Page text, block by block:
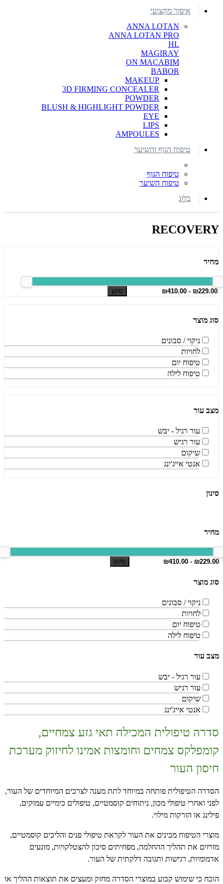
איפור מקצועי
ANNA LOTAN
ANNA LOTAN PRO
HL
MAGIRAY
ON MACABIM
BABOR
MAKEUP
3D FIRMING CONCEALER
POWDER
BLUSH & HIGHLIGHT POWDER
EYE
LIPS
AMPOULES
טיפוח הגוף והשיער
טיפוח הגוף
טיפוח השיער
בלוג
RECOVERY
מחיר
סינון
סוג מוצר
ניקוי / סבונים
לחויות
טיפוח יום
טיפוח לילה
מצב עור
עור רגיל - יבש
עור רגיש
שיקום
אנטי אייג'ינג
סינון
מחיר
סינון
סוג מוצר
ניקוי / סבונים
לחויות
טיפוח יום
טיפוח לילה
מצב עור
עור רגיל - יבש
עור רגיש
שיקום
אנטי אייג'ינג
סדרה טיפולית המכילה תאי גזע צמחיים,
קומפלקס צמחים וחומצות אמינו לחיזוק מערכת
חיסון העור
הסדרה הטיפולית פותחה במיוחד לתת מענה לצרכים המיוחדים של העור,
לפני ואחרי טיפולי מכון, ניתוחים קוסמטיים, טיפולים כימיים עמוקים,
פילינג או הזרקות מילוי.
מוצרי הטיפוח מכינים את העור לקראת טיפולי פנים והליכים קוסמטיים,
מזרזים את תהליך ההחלמה, מפחיתים סיכון להצטלקויות, מונעים
אדמומיות, רגישות ותגובה דלקתית של העור.
הוכח כי שימוש קבוע במוצרי הסדרה מחזק ומעצים את תוצאות ההליך או